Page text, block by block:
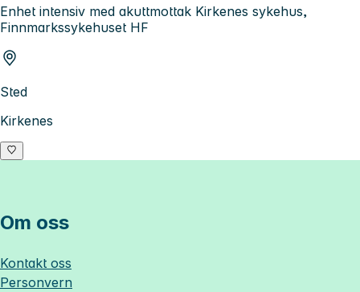
Enhet intensiv med akuttmottak Kirkenes sykehus,
Finnmarkssykehuset HF
Sted
Kirkenes
Om oss
Kontakt oss
Personvern